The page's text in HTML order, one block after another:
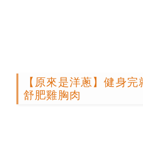
【原來是洋蔥】健身
舒肥雞胸肉